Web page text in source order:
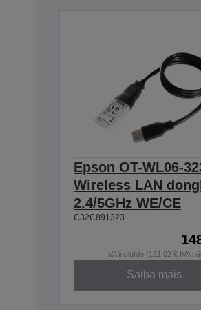
Epson OT-WL06-
Wireless LAN
2.4/5GHz WE/CE
C32C891323
IVA incluído (121,02 € IVA
Saiba mais